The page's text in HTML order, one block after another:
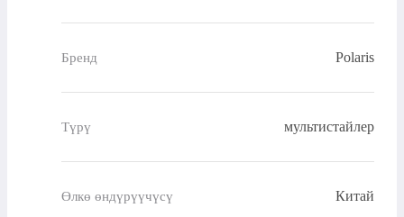
Бренд Polaris
Түрү мультистайлер
Өлкө өндүрүүчүсү Китай